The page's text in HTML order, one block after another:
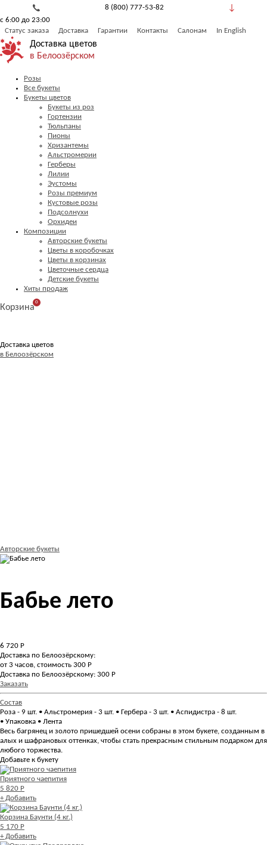
8 (800) 777-53-82
с 6:00 до 23:00
Статус заказа
Доставка Гарантии Контакты Салонам In English
Доставка цветов
в Белоозёрском
Розы
Все букеты
Букеты цветов
Букеты из роз
Гортензии
Тюльпаны
Пионы
Хризантемы
Альстромерии
Герберы
Лилии
Эустомы
Розы премиум
Кустовые розы
Подсолнухи
Орхидеи
Композиции
Авторские букеты
Цветы в коробочках
Цветы в корзинах
Цветочные сердца
Детские букеты
Хиты продаж
Корзина
0
Доставка цветов
в Белоозёрском
Авторские букеты
Бабье лето
6 720 Р
Доставка по Белоозёрскому:
от 3 часов, стоимость 300 Р
Доставка по Белоозёрскому: 300 Р
Заказать
Состав
Роза - 9 шт. • Альстромерия - 3 шт. • Гербера - 3 шт. • Аспидистра - 8 шт.
• Упаковка • Лента
Весь багрянец и золото пришедшей осени собраны в этом букете, созданным в
алых и шафрановых оттенках, чтобы стать прекрасным стильным подарком для
любого торжества.
Добавьте к букету
Приятного чаепития
5 820 Р
+ Добавить
Корзина Баунти (4 кг.)
5 170 Р
+ Добавить